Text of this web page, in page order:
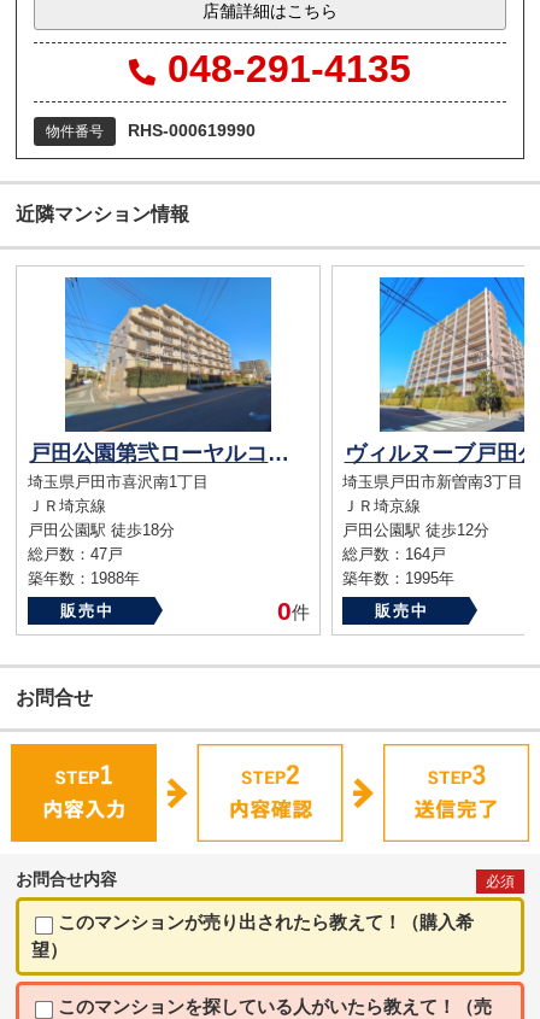
店舗詳細はこちら
048-291-4135
物件番号 RHS-000619990
近隣マンション情報
戸田公園第弐ローヤルコーポ
埼玉県戸田市喜沢南1丁目
ＪＲ埼京線
戸田公園駅 徒歩18分
総戸数：47戸
築年数：1988年
販売中
0件
ヴィルヌーブ戸
埼玉県戸田市新曽南3丁目
ＪＲ埼京線
戸田公園駅 徒歩12分
総戸数：164戸
築年数：1995年
販売中
お問合せ
お問合せ内容 必須
このマンションが売り出されたら教えて！（購入希
望）
このマンションを探している人がいたら教えて！（売